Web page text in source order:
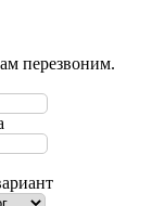
перезвоним.